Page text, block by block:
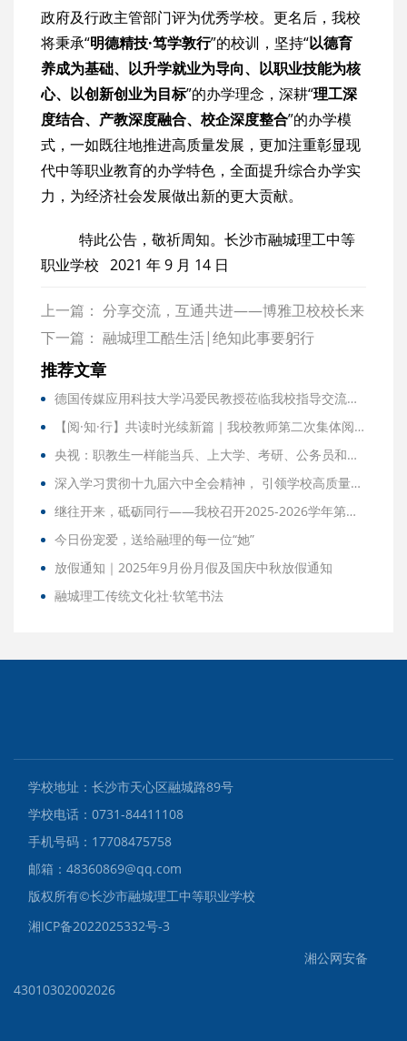
政府及行政主管部门评为优秀学校。更名后，我校
将秉承“明德精技·笃学敦行”的校训，坚持“以德育
养成为基础、以升学就业为导向、以职业技能为核
心、以创新创业为目标”的办学理念，深耕“理工深
度结合、产教深度融合、校企深度整合”的办学模
式，一如既往地推进高质量发展，更加注重彰显现
代中等职业教育的办学特色，全面提升综合办学实
力，为经济社会发展做出新的更大贡献。
特此公告，敬祈周知。长沙市融城理工中等
职业学校 2021 年 9 月 14 日
上一篇： 分享交流，互通共进——博雅卫校校长来
我校参观交流
下一篇： 融城理工酷生活|绝知此事要躬行
推荐文章
德国传媒应用科技大学冯爱民教授莅临我校指导交流，助力双元制学子明晰职业未来
【阅·知·行】共读时光续新篇｜我校教师第二次集体阅读分享活动温暖举行
央视：职教生一样能当兵、上大学、考研、公务员和事业编，不再是“差生”的代名词
深入学习贯彻十九届六中全会精神， 引领学校高质量稳步发展￼
继往开来，砥砺同行——我校召开2025-2026学年第一次团委、学生会大会
今日份宠爱，送给融理的每一位“她”
放假通知｜2025年9月份月假及国庆中秋放假通知
融城理工传统文化社·软笔书法
学校地址：长沙市天心区融城路89号
学校电话：0731-84411108
手机号码：17708475758
邮箱：48360869@qq.com
版权所有©️长沙市融城理工中等职业学校
湘ICP备2022025332号-3
湘公网安备
43010302002026